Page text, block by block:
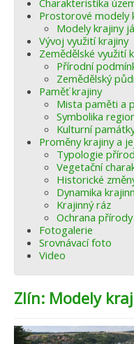
Odkazy
Fórum
Autoři
Charakteristika
Prostorové modely
Modely krajiny
Vývoj využití krajiny
Zemědělské využití
Přírodní
Zemědělský
Paměť krajiny
Mista paměti a
Symbolika
Kulturní
Proměny krajiny a
Typologie
Vegetační
Historické
Dynamika
Krajinný ráz
Ochrana přírody
Fotogalerie
Srovnávací foto
Video
Zlín: Modely